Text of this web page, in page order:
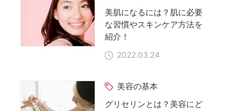
美肌になるには？肌に必要
な習慣やスキンケア方法を
紹介！
2022.03.24
美容の基本
グリセリンとは？美容にど